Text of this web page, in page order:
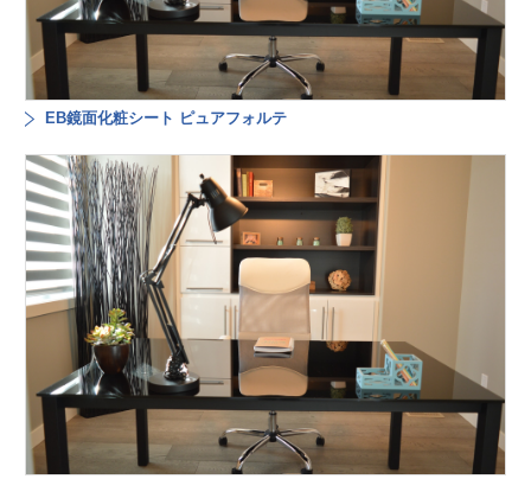
EB鏡面化粧シート ピュアフォルテ